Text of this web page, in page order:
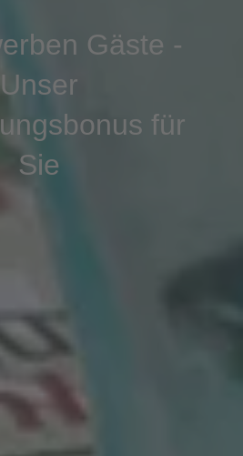
Gäste -
Unser
für
Sie